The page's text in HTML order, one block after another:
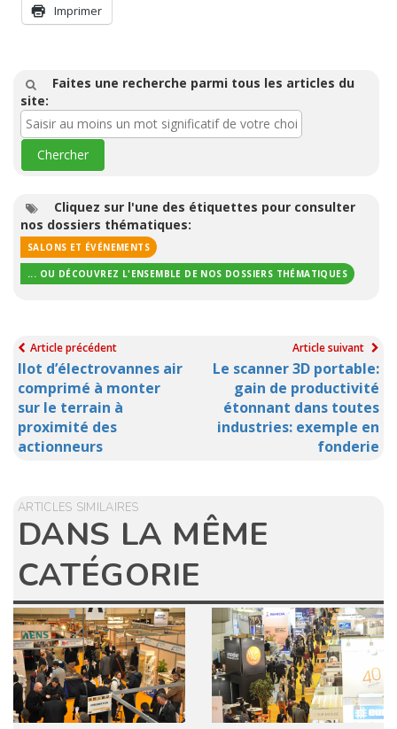
Imprimer
Faites une recherche parmi tous les articles du
site:
Cliquez sur l'une des étiquettes pour consulter
nos dossiers thématiques:
SALONS ET ÉVÉNEMENTS
... OU DÉCOUVREZ L'ENSEMBLE DE NOS DOSSIERS THÉMATIQUES
Article précédent
Ilot d’électrovannes air
comprimé à monter
sur le terrain à
proximité des
actionneurs
Article suivant
Le scanner 3D portable:
gain de productivité
étonnant dans toutes
industries: exemple en
fonderie
ARTICLES SIMILAIRES
DANS LA MÊME
CATÉGORIE